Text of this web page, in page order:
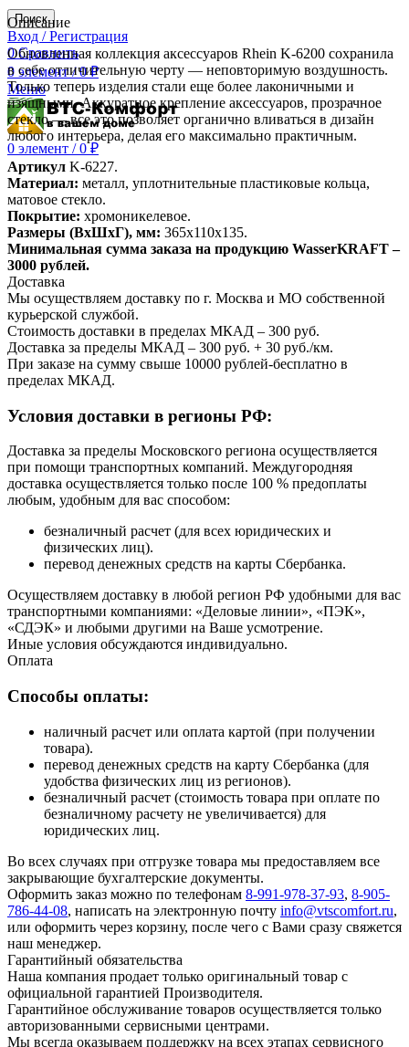
Поиск
Вход / Регистрация
0 Сравнить
0 элемент / 0₽
Меню
0 элемент / 0₽
Описание
Обновленная коллекция аксессуаров Rhein K-6200 сохранила
в себе отличительную черту — неповторимую воздушность.
Только теперь изделия стали еще более лаконичными и
изящными. Аккуратное крепление аксессуаров, прозрачное
стекло — все это позволяет органично вливаться в дизайн
любого интерьера, делая его максимально практичным.
Артикул K-6227.
Материал: металл, уплотнительные пластиковые кольца,
матовое стекло.
Покрытие: хромоникелевое.
Размеры (ВхШхГ), мм: 365х110х135.
Минимальная сумма заказа на продукцию WasserKRAFT –
3000 рублей.
Доставка
Мы осуществляем доставку по г. Москва и МО собственной
курьерской службой.
Стоимость доставки в пределах МКАД – 300 руб.
Доставка за пределы МКАД – 300 руб. + 30 руб./км.
При заказе на сумму свыше 10000 рублей-бесплатно в
пределах МКАД.
Условия доставки в регионы РФ:
Доставка за пределы Московского региона осуществляется
при помощи транспортных компаний. Междугородняя
доставка осуществляется только после 100 % предоплаты
любым, удобным для вас способом:
безналичный расчет (для всех юридических и
физических лиц).
перевод денежных средств на карты Сбербанка.
Осуществляем доставку в любой регион РФ удобными для вас
транспортными компаниями: «Деловые линии», «ПЭК»,
«СДЭК» и любыми другими на Ваше усмотрение.
Иные условия обсуждаются индивидуально.
Оплата
Способы оплаты:
наличный расчет или оплата картой (при получении
товара).
перевод денежных средств на карту Сбербанка (для
удобства физических лиц из регионов).
безналичный расчет (стоимость товара при оплате по
безналичному расчету не увеличивается) для
юридических лиц.
Во всех случаях при отгрузке товара мы предоставляем все
закрывающие бухгалтерские документы.
Оформить заказ можно по телефонам 8-991-978-37-93, 8-905-
786-44-08, написать на электронную почту info@vtscomfort.ru,
или оформить через корзину, после чего с Вами сразу свяжется
наш менеджер.
Гарантийный обязательства
Наша компания продает только оригинальный товар с
официальной гарантией Производителя.
Гарантийное обслуживание товаров осуществляется только
авторизованными сервисными центрами.
Мы всегда оказываем поддержку на всех этапах сервисного